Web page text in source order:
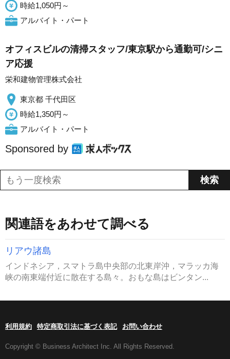
時給1,050円～
アルバイト・パート
オフィスビルの清掃スタッフ/東京駅から通勤可/シニ
ア応援
栄和建物管理株式会社
東京都 千代田区
時給1,350円～
アルバイト・パート
Sponsored by
関連語をあわせて調べる
リアウ諸島
インドネシア，スマトラ島中央部の北東岸沖，マラッカ海
峡の南東端付近に散在する島々。おもな島はビンタン...
利用規約 特定商取引法に基づく表記 お問い合わせ
Copyright © Business Architect Inc. All Rights Reserved.